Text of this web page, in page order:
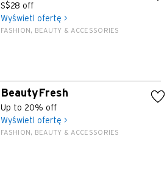
S$28 off
Wyświetl ofertę >
FASHION, BEAUTY & ACCESSORIES
BeautyFresh
Up to 20% off
Wyświetl ofertę >
FASHION, BEAUTY & ACCESSORIES